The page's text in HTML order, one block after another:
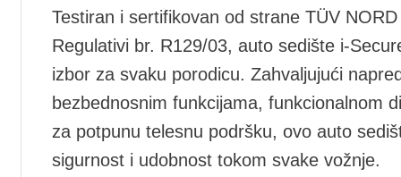
Testiran i sertifikovan od strane TÜV
Regulativi br. R129/03, auto sedište i-
izbor za svaku porodicu. Zahvaljujući
bezbednosnim funkcijama, funkcionalnom
za potpunu telesnu podršku, ovo auto
sigurnost i udobnost tokom svake vožnje.